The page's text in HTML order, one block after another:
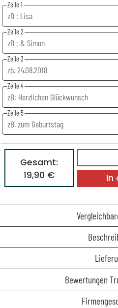
Zeile 1
Zeile 2
Zeile 3
Zeile 4
Zeile 5
Gesamt:
19,90 €
In
Bewertungen